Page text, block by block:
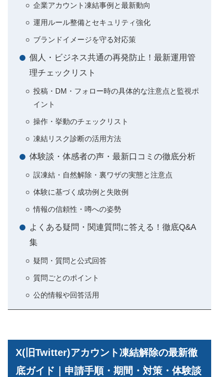
企業アカウント凍結事例と最新動向
運用ルール整備とセキュリティ強化
ブランドイメージを守る対応策
個人・ビジネス共通の再発防止！最新運用管
理チェックリスト
投稿・DM・フォロー時の具体的な注意点と監視ポ
イント
操作・挙動のチェックリスト
凍結リスク診断の活用方法
体験談・体感者の声・最新口コミの徹底分析
誤凍結・自然解除・裏ワザの実態と注意点
体験に基づく成功例と失敗例
情報の信頼性・噂への姿勢
よくある疑問・関連質問に答える！徹底Q&A
集
疑問・質問と公式回答
質問ごとのポイント
公的情報や回答活用
X(旧Twitter)アカウント凍結解除の最新徹
底ガイド｜申請手順・期間・対策・体験談